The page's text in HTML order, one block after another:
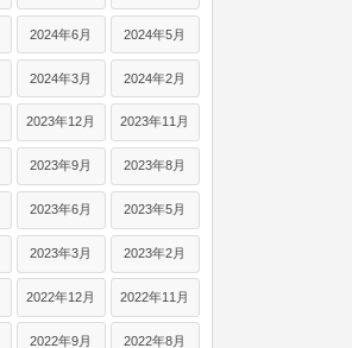
2024年6月 2024年5月
2024年3月 2024年2月
2023年12月 2023年11月
2023年9月 2023年8月
2023年6月 2023年5月
2023年3月 2023年2月
2022年12月 2022年11月
2022年9月 2022年8月